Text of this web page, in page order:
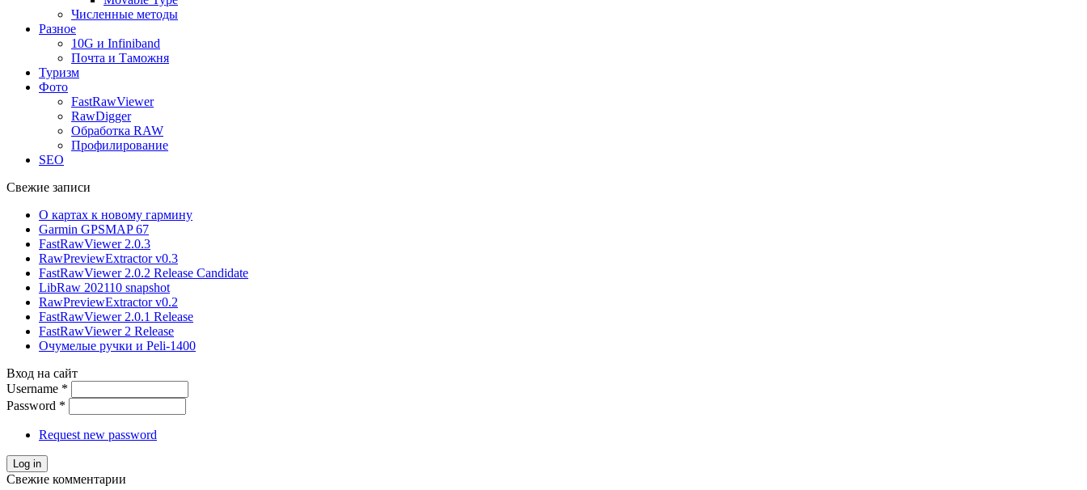
Численные методы
Разное
10G и Infiniband
Почта и Таможня
Туризм
Фото
FastRawViewer
RawDigger
Обработка RAW
Профилирование
SEO
Свежие записи
О картах к новому гармину
Garmin GPSMAP 67
FastRawViewer 2.0.3
RawPreviewExtractor v0.3
FastRawViewer 2.0.2 Release Candidate
LibRaw 202110 snapshot
RawPreviewExtractor v0.2
FastRawViewer 2.0.1 Release
FastRawViewer 2 Release
Очумелые ручки и Peli-1400
Вход на сайт
Username *
Password *
Request new password
Свежие комментарии